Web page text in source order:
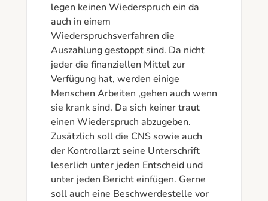
legen keinen Wiederspruch ein da
auch in einem
Wiederspruchsverfahren die
Auszahlung gestoppt sind. Da nicht
jeder die finanziellen Mittel zur
Verfügung hat, werden einige
Menschen Arbeiten ,gehen auch wenn
sie krank sind. Da sich keiner traut
einen Wiederspruch abzugeben.
Zusätzlich soll die CNS sowie auch
der Kontrollarzt seine Unterschrift
leserlich unter jeden Entscheid und
unter jeden Bericht einfügen. Gerne
soll auch eine Beschwerdestelle vor